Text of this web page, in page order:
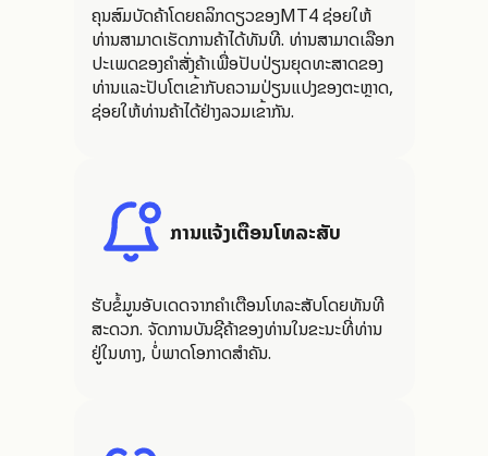
ຄຸນສົມບັດຄ້າໂດຍຄລິກດຽວຂອງMT4 ຊ່ອຍໃຫ້
ທ່ານສາມາດເຮັດການຄ້າໄດ້ທັນທີ. ທ່ານສາມາດເລືອກ
ປະເພດຂອງຄໍາສັ່ງຄ້າເພື່ອປັບປ່ຽນຍຸດທະສາດຂອງ
ທ່ານແລະປັບໂຕເຂົ້າກັບຄວາມປ່ຽນແປງຂອງຕະຫຼາດ,
ຊ່ອຍໃຫ້ທ່ານຄ້າໄດ້ຢ່າງລວມເຂົ້າກັນ.
ການແຈ້ງເຕືອນໂທລະສັບ
ຮັບຂໍ້ມູນອັບເດດຈາກຄໍາເຕືອນໂທລະສັບໂດຍທັນທີ
ສະດວກ. ຈັດການບັນຊີຄ້າຂອງທ່ານໃນຂະນະທີ່ທ່ານ
ຢູ່ໃນທາງ, ບໍ່ພາດໂອກາດສໍາຄັນ.